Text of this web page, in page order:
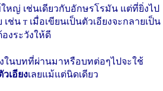
ญ่ เช่นเดียวกับอักษรโรมัน แต่ที่ยิ่งไป
เช่น т เมื่อเขียนเป็นตัวเอียงจะกลายเป็น
งระวังให้ดี
ในบทที่ผ่านมาหรือบทต่อๆไปจะใช้
วเอียงเลยแม้แต่นิดเดียว